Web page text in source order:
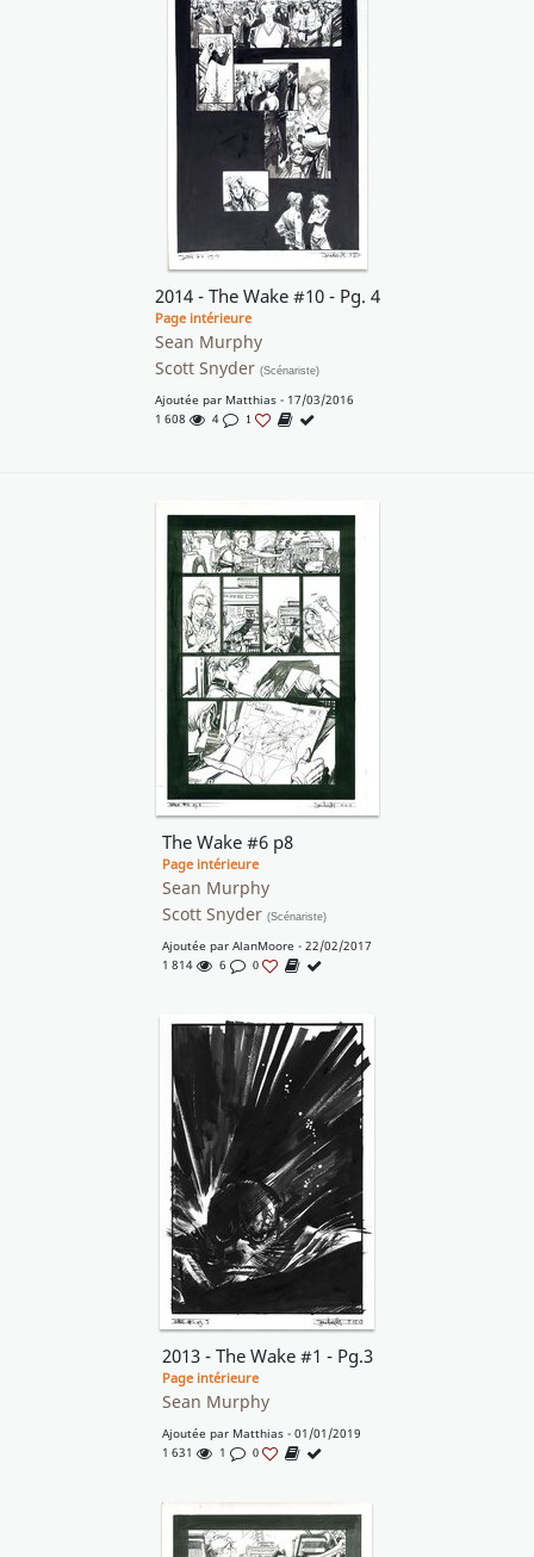
2014 - The Wake #10 - Pg. 4
Page intérieure
Sean Murphy
Scott Snyder (Scénariste)
Ajoutée par Matthias- 17/03/2016
1 608
4 1
The Wake #6 p8
Page intérieure
Sean Murphy
Scott Snyder (Scénariste)
Ajoutée par AlanMoore - 22/02/2017
1 814
6 0
2013 - The Wake #1 - Pg.3
Page intérieure
Sean Murphy
Ajoutée par Matthias- 01/01/2019
1 631
1 0